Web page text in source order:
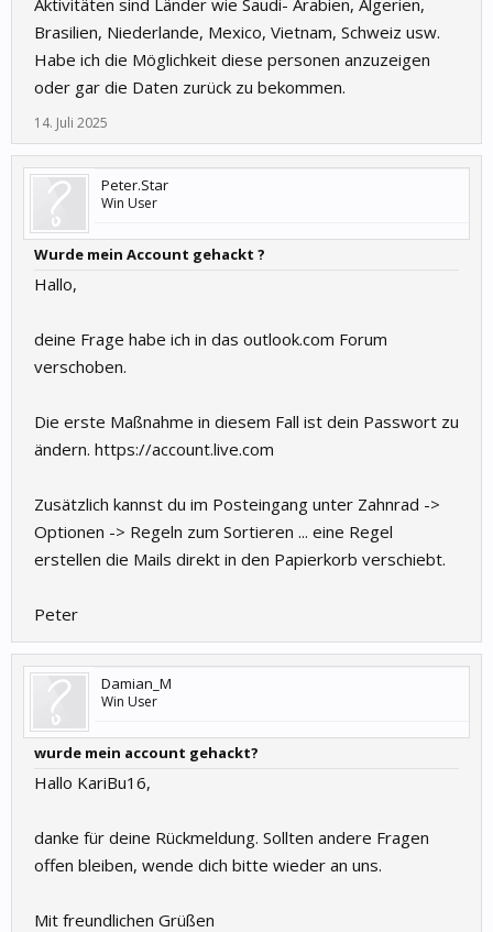
Aktivitäten sind Länder wie Saudi- Arabien, Algerien,
Brasilien, Niederlande, Mexico, Vietnam, Schweiz usw.
Habe ich die Möglichkeit diese personen anzuzeigen
oder gar die Daten zurück zu bekommen.
14. Juli 2025
Peter.Star
Win User
Wurde mein Account gehackt ?
Hallo,
deine Frage habe ich in das outlook.com Forum
verschoben.
Die erste Maßnahme in diesem Fall ist dein Passwort zu
ändern. https://account.live.com
Zusätzlich kannst du im Posteingang unter Zahnrad ->
Optionen -> Regeln zum Sortieren ... eine Regel
erstellen die Mails direkt in den Papierkorb verschiebt.
Peter
Damian_M
Win User
wurde mein account gehackt?
Hallo KariBu16,
danke für deine Rückmeldung. Sollten andere Fragen
offen bleiben, wende dich bitte wieder an uns.
Mit freundlichen Grüßen